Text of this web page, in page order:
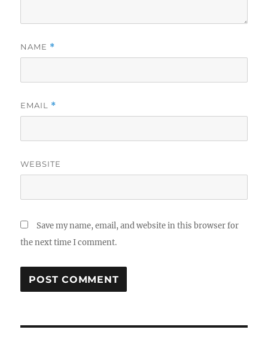
NAME *
EMAIL *
WEBSITE
Save my name, email, and website in this browser for
the next time I comment.